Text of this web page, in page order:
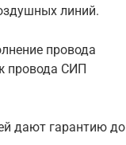
линий.
провода
провода СИП
дают гарантию до